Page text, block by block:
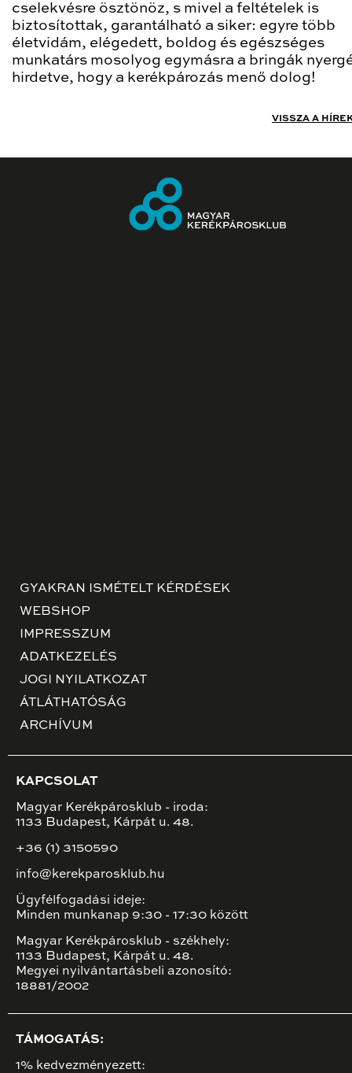
cselekvésre ösztönöz, s mivel a feltételek is
biztosítottak, garantálható a siker: egyre több
életvidám, elégedett, boldog és egészséges
munkatárs mosolyog egymásra a bringák
hirdetve, hogy a kerékpározás menő dolog!
VISSZA A
GYAKRAN ISMÉTELT KÉRDÉSEK
WEBSHOP
IMPRESSZUM
ADATKEZELÉS
JOGI NYILATKOZAT
ÁTLÁTHATÓSÁG
ARCHÍVUM
KAPCSOLAT
Magyar Kerékpárosklub - iroda:
1133 Budapest, Kárpát u. 48.
+36 (1) 3150590
info@kerekparosklub.hu
Ügyfélfogadási ideje:
Minden munkanap 9:30 - 17:30 között
Magyar Kerékpárosklub - székhely:
1133 Budapest, Kárpát u. 48.
Megyei nyilvántartásbeli azonosító:
18881/2002
TÁMOGATÁS:
1% kedvezményezett: